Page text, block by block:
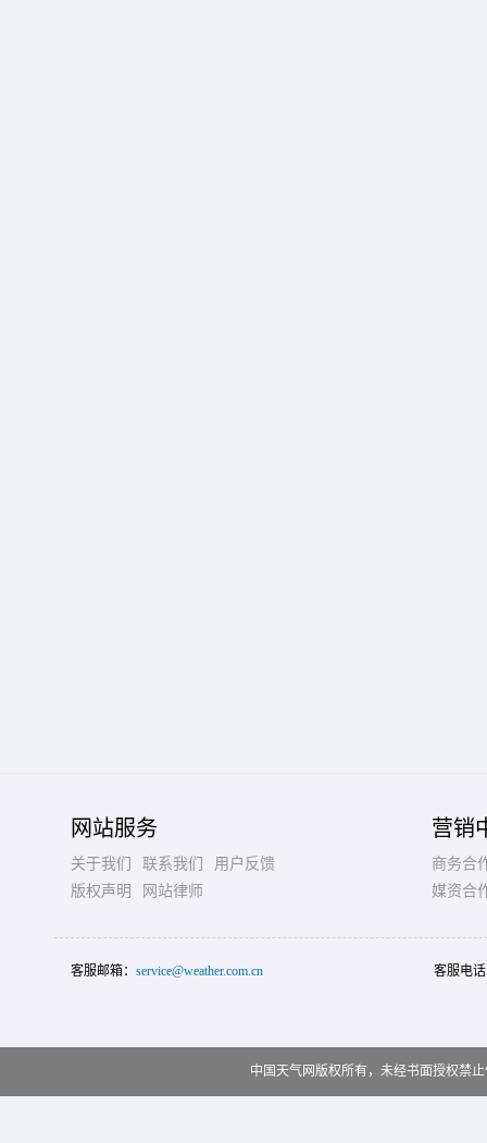
网站服务
关于我们 联系我们
用户反馈
版权声明
网站律师
营销
商务合
媒资合
客服邮箱： service@weather.com.cn 客服电
中国天气网版权所有，未经书面授权